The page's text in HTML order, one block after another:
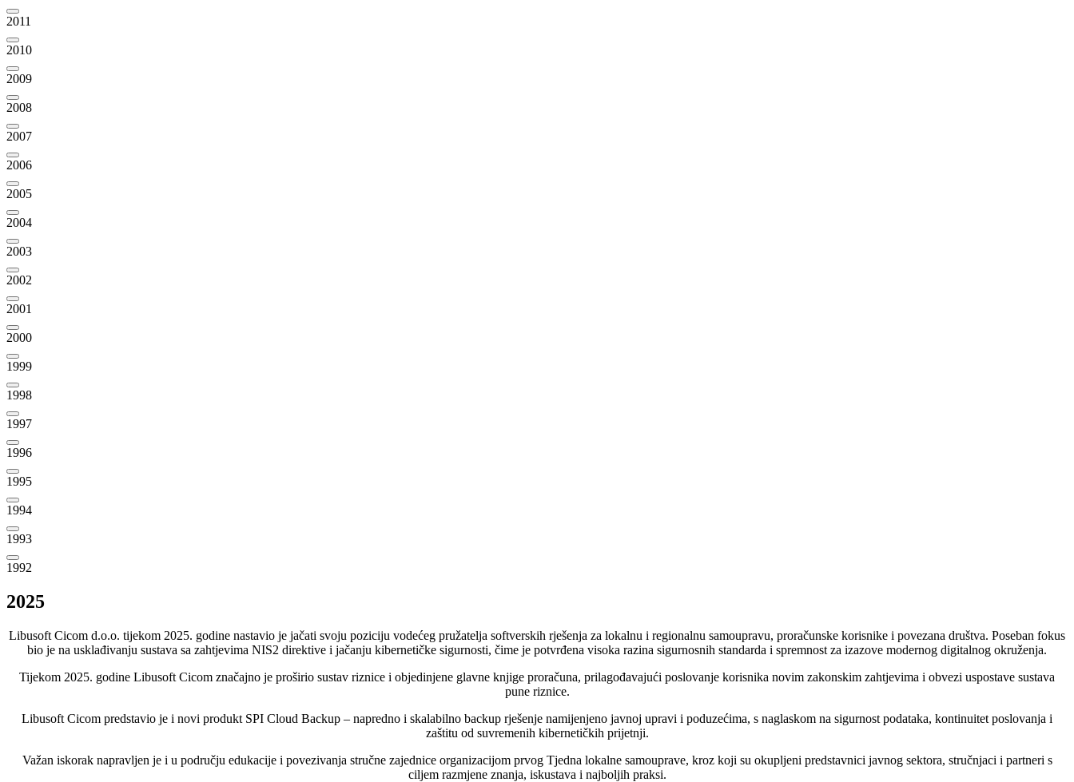
2011
2010
2009
2008
2007
2006
2005
2004
2003
2002
2001
2000
1999
1998
1997
1996
1995
1994
1993
1992
2025
Libusoft Cicom d.o.o. tijekom 2025. godine nastavio je jačati svoju poziciju vodećeg pružatelja softverskih rješenja za lokalnu i regionalnu samoupravu, proračunske korisnike i povezana društva. Poseban fokus
bio je na usklađivanju sustava sa zahtjevima NIS2 direktive i jačanju kibernetičke sigurnosti, čime je potvrđena visoka razina sigurnosnih standarda i spremnost za izazove modernog digitalnog okruženja.
Tijekom 2025. godine Libusoft Cicom značajno je proširio sustav riznice i objedinjene glavne knjige proračuna, prilagođavajući poslovanje korisnika novim zakonskim zahtjevima i obvezi uspostave sustava
pune riznice.
Libusoft Cicom predstavio je i novi produkt SPI Cloud Backup – napredno i skalabilno backup rješenje namijenjeno javnoj upravi i poduzećima, s naglaskom na sigurnost podataka, kontinuitet poslovanja i
zaštitu od suvremenih kibernetičkih prijetnji.
Važan iskorak napravljen je i u području edukacije i povezivanja stručne zajednice organizacijom prvog Tjedna lokalne samouprave, kroz koji su okupljeni predstavnici javnog sektora, stručnjaci i partneri s
ciljem razmjene znanja, iskustava i najboljih praksi.